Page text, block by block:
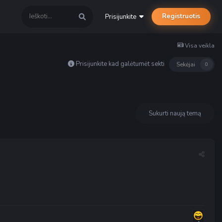
Prisijunkite Registruotis
Visa veikla
Prisijunkite kad galėtumėt sekti Sekėjai 0
Sukurti naują temą